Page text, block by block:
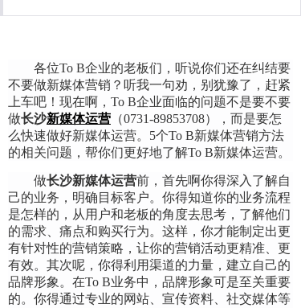
行业
资讯
我们
各位To B企业的老板们，听说你们还在纠结要
不要做新媒体营销？听我一句劝，别犹豫了，赶紧
上车吧！现在啊，To B企业面临的问题不是要不要
做长沙新媒体运营 （0731-89853708）
，而是要怎
么快速做好新媒体运营。5个To B新媒体营销方法
的相关问题，帮你们更好地了解To B新媒体运营。
做长沙新媒体运营前， 首先啊你得深入了解自
己的业务，明确目标客户。你得知道你的业务流程
是怎样的，从用户和老板的角度去思考，了解他们
的需求、痛点和购买行为。这样，你才能制定出更
有针对性的营销策略，让你的营销活动更精准、更
有效。其次呢，你得利用渠道的力量，建立自己的
品牌形象。在To B业务中，品牌形象可是至关重要
的。你得通过专业的网站、宣传资料、社交媒体等